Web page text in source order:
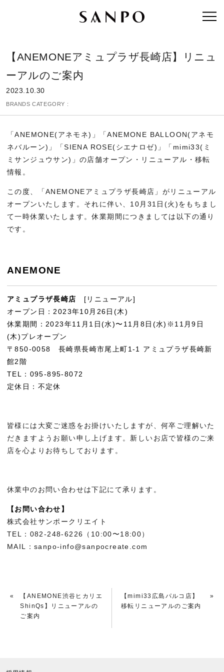
【ANEMONEアミュプラザ長崎店】リニュ
ーアルのご案内
2023.10.30
BRANDS CATEGORY :
「ANEMONE(アネモネ)」「ANEMONE BALLOON(アネモ
ネバルーン)」「SIENA ROSE(シエナロゼ)」「mimi33(ミ
ミサンジュウサン)」の店舗オープン・リニューアル・移転
情報。
この度、「ANEMONEアミュプラザ長崎店」がリニューアル
オープンいたします。それに伴い、10月31日(火)をもちまし
て一時休業いたします。休業期間につきましては以下の通り
です。
ANEMONE
アミュプラザ長崎店
[リニューアル]
オープン日：2023年10月26日(木)
休業期間：2023年11月1日(水)〜11月8日(水)※11月9日
(木)プレオープン
〒850-0058 長崎県長崎市尾上町1-1 アミュプラザ長崎新
館2階
TEL：095-895-8072
定休日：不定休
皆様には大変ご迷惑をお掛けいたしますが、何卒ご理解いた
だきますようお願い申し上げます。新しいお店で皆様のご来
店を心よりお待ちしております。
休業中のお問い合わせは下記にて承ります。
【お問い合わせ】
株式会社サンポークリエイト
TEL：082-248-6226（10:00〜18:00）
MAIL：sanpo-info@sanpocreate.com
«
【ANEMONE渋谷ヒカリエ
ShinQs】リニューアルの
ご案内
【mimi33広島パルコ店】
移転リニューアルのご案内
»